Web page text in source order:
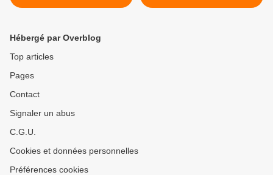
Hébergé par Overblog
Top articles
Pages
Contact
Signaler un abus
C.G.U.
Cookies et données personnelles
Préférences cookies